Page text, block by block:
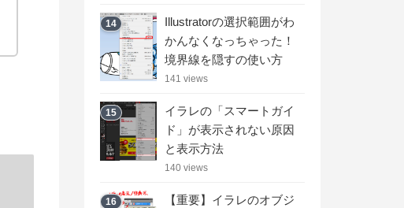
14
Illustratorの選択範囲がわ
かんなくなっちゃった！
境界線を隠すの使い方
141 views
15
イラレの「スマートガイ
ド」が表示されない原因
と表示方法
140 views
16
【重要】イラレのオブジ